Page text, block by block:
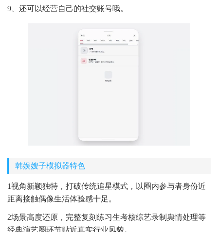
9、还可以经营自己的社交账号哦。
韩娱嫂子模拟器特色
1视角新颖独特，打破传统追星模式，以圈内参与者身份近
距离接触偶像生活体验感十足。
2场景高度还原，完整复刻练习生考核综艺录制舆情处理等
经典演艺圈环节贴近真实行业风貌。